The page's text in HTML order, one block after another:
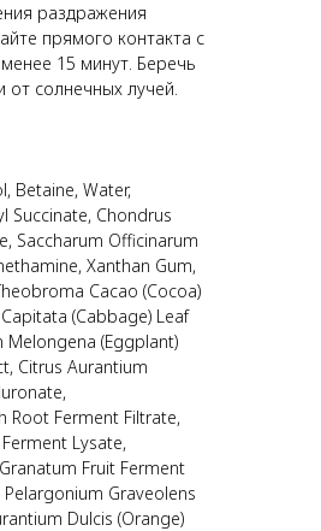
раздражения
прямого контакта с
15 минут. Беречь
солнечных лучей.
Betaine, Water,
Succinate, Chondrus
Saccharum Officinarum
Xanthan Gum,
Cacao (Cocoa)
(Cabbage) Leaf
Melongena (Eggplant)
Citrus Aurantium
Root Ferment Filtrate,
Lysate,
Fruit Ferment
Graveolens
Dulcis (Orange)